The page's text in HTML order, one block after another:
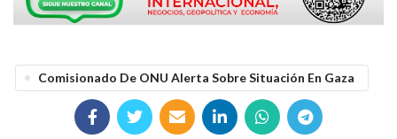
Comisionado De ONU Alerta Sobre Situación En Gaza